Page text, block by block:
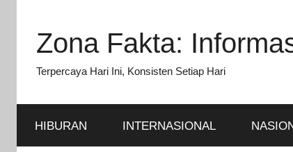
content
Zona Fakta:
Terpercaya Hari Ini, Konsisten Setiap Hari
HIBURAN INTERNASIONAL